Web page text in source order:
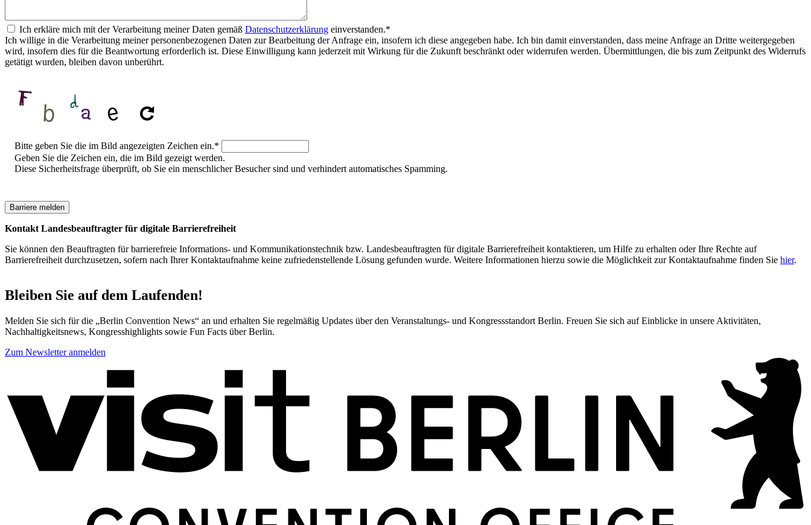
Ich erkläre mich mit der Verarbeitung meiner Daten gemäß Datenschutzerklärung einverstanden.*
Ich willige in die Verarbeitung meiner personenbezogenen Daten zur Bearbeitung der Anfrage ein, insofern ich diese angegeben habe. Ich bin damit einverstanden, dass meine Anfrage an Dritte weitergegeben
wird, insofern dies für die Beantwortung erforderlich ist. Diese Einwilligung kann jederzeit mit Wirkung für die Zukunft beschränkt oder widerrufen werden. Übermittlungen, die bis zum Zeitpunkt des Widerrufs
getätigt wurden, bleiben davon unberührt.
Sicherheitsfrage
Bitte geben Sie die im Bild angezeigten Zeichen ein.*
Geben Sie die Zeichen ein, die im Bild gezeigt werden.
Diese Sicherheitsfrage überprüft, ob Sie ein menschlicher Besucher sind und verhindert automatisches Spamming.
Kontakt Landesbeauftragter für digitale Barrierefreiheit
Sie können den Beauftragten für barrierefreie Informations- und Kommunikationstechnik bzw. Landesbeauftragten für digitale Barrierefreiheit kontaktieren, um Hilfe zu erhalten oder Ihre Rechte auf
Barrierefreiheit durchzusetzen, sofern nach Ihrer Kontaktaufnahme keine zufriedenstellende Lösung gefunden wurde. Weitere Informationen hierzu sowie die Möglichkeit zur Kontaktaufnahme finden Sie hier.
Bleiben Sie auf dem Laufenden!
Melden Sie sich für die „Berlin Convention News“ an und erhalten Sie regelmäßig Updates über den Veranstaltungs- und Kongressstandort Berlin. Freuen Sie sich auf Einblicke in unsere Aktivitäten,
Nachhaltigkeitsnews, Kongresshighlights sowie Fun Facts über Berlin.
Zum Newsletter anmelden
Informationen